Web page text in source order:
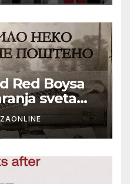
filma Palić
Red Boysa
sveta
pošteno)
Sremca,